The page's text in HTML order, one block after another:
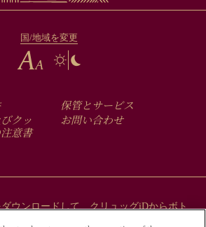
国/地域を変更
クッ
意書
保管とサービス
お問い合わせ
ウンロードして、クリュッグiDからボト